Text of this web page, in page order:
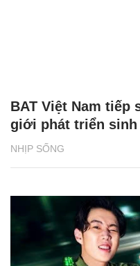
NHỊP SỐNG
BAT Việt Nam tiếp
giới phát triển sinh